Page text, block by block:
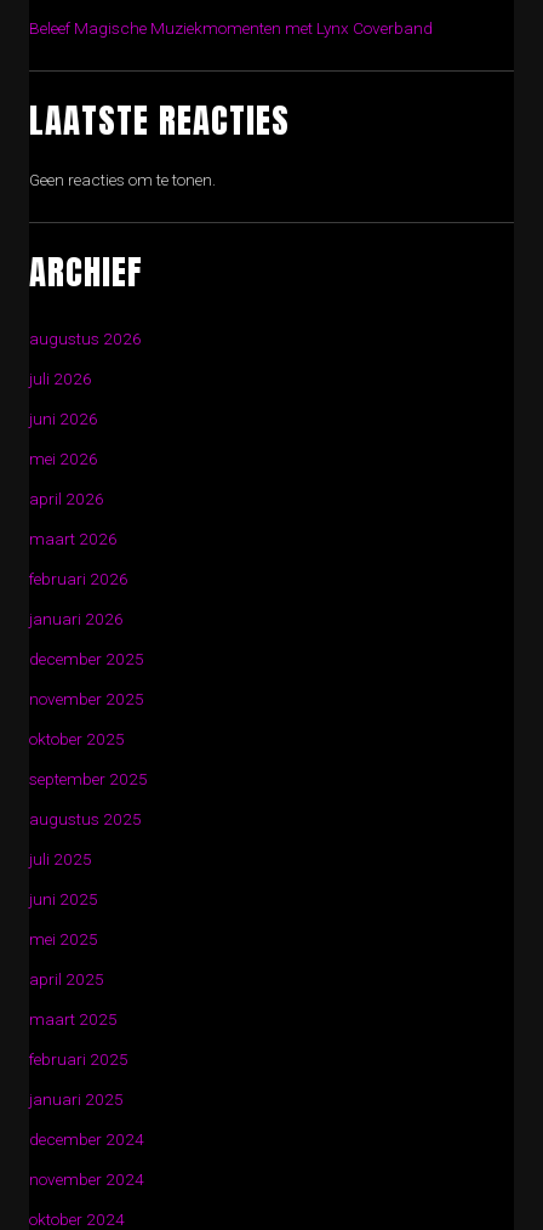
Beleef Magische Muziekmomenten met Lynx Coverband
LAATSTE REACTIES
Geen reacties om te tonen.
ARCHIEF
augustus 2026
juli 2026
juni 2026
mei 2026
april 2026
maart 2026
februari 2026
januari 2026
december 2025
november 2025
oktober 2025
september 2025
augustus 2025
juli 2025
juni 2025
mei 2025
april 2025
maart 2025
februari 2025
januari 2025
december 2024
november 2024
oktober 2024